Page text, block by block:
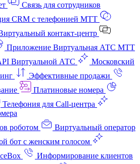
Связь для сотрудников
CRM с телефонией МТТ
контакт‑центр
Приложение Виртуальная АТС МТТ
Виртуальной АТС
Московский
Эффективные продажи
Платиновые номера
Телефония для Call-центра
роботом
Виртуальный оператор
бот с женским голосом
Информирование клиентов